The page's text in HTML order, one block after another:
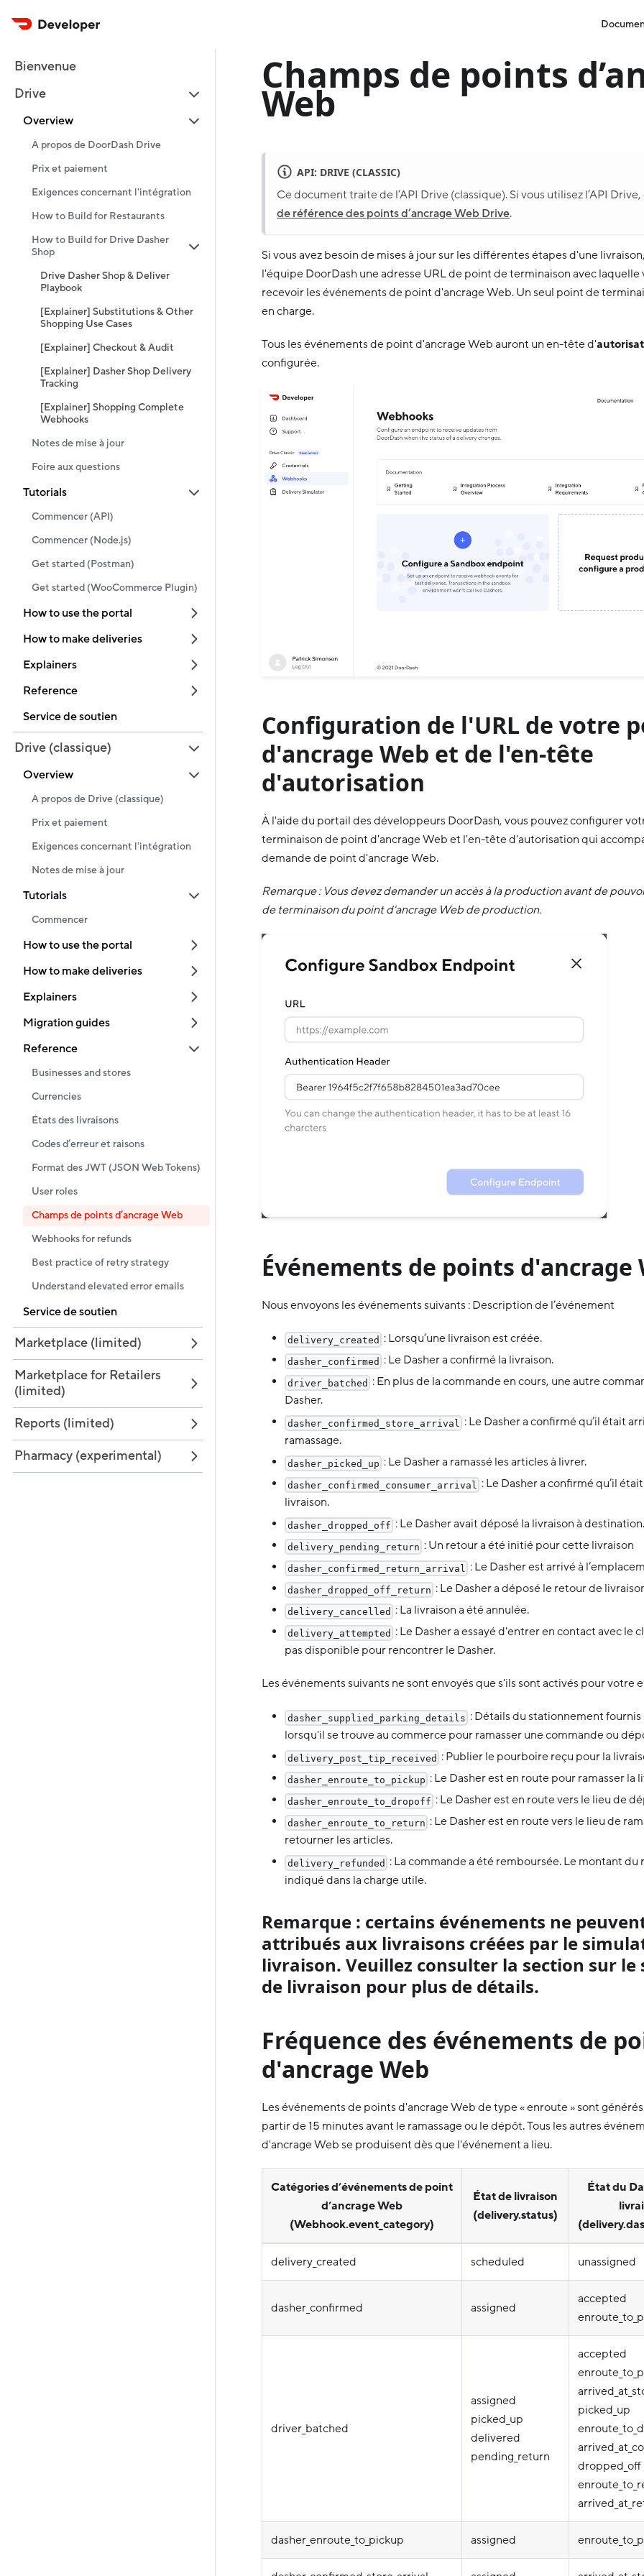
Bienvenue
Drive
Overview
À propos de DoorDash Drive
Prix et paiement
Exigences concernant l'intégration
How to Build for Restaurants
How to Build for Drive Dasher
Shop
Drive Dasher Shop & Deliver
Playbook
[Explainer] Substitutions & Other
Shopping Use Cases
[Explainer] Checkout & Audit
[Explainer] Dasher Shop Delivery
Tracking
[Explainer] Shopping Complete
Webhooks
Notes de mise à jour
Foire aux questions
Tutorials
Commencer (API)
Commencer (Node.js)
Get started (Postman)
Get started (WooCommerce Plugin)
How to use the portal
How to make deliveries
Explainers
Reference
Service de soutien
Drive (classique)
Overview
À propos de Drive (classique)
Prix et paiement
Exigences concernant l'intégration
Notes de mise à jour
Tutorials
Commencer
How to use the portal
How to make deliveries
Explainers
Migration guides
Reference
Businesses and stores
Currencies
États des livraisons
Codes d’erreur et raisons
Format des JWT (JSON Web Tokens)
User roles
Champs de points d’ancrage Web
Webhooks for refunds
Best practice of retry strategy
Understand elevated error emails
Service de soutien
Marketplace (limited)
Marketplace for Retailers
(limited)
Reports (limited)
Pharmacy (experimental)
Champs de points
Web
API: DRIVE (CLASSIC)
Ce document traite de l’API Drive (classique). Si vous utilisez l’API
de référence des points d’ancrage Web Drive.
Si vous avez besoin de mises à jour sur les différentes étapes d'une
l'équipe DoorDash une adresse URL de point de terminaison avec laquelle
recevoir les événements de point d'ancrage Web. Un seul point de
en charge.
Tous les événements de point d'ancrage Web auront un en-tête d'
configurée.
Configuration de l'URL de votre
d'ancrage Web et de l'en-tête
d'autorisation
À l'aide du portail des développeurs DoorDash, vous pouvez configurer
terminaison de point d'ancrage Web et l'en-tête d'autorisation qui
demande de point d'ancrage Web.
Remarque : Vous devez demander un accès à la production avant de
de terminaison du point d'ancrage Web de production.
Événements de points d'ancrage
Nous envoyons les événements suivants : Description de l’événement
delivery_created : Lorsqu’une livraison est créée.
dasher_confirmed : Le Dasher a confirmé la livraison.
driver_batched : En plus de la commande en cours, une autre
Dasher.
dasher_confirmed_store_arrival
: Le Dasher a confirmé qu’il était
ramassage.
dasher_picked_up : Le Dasher a ramassé les articles à livrer.
dasher_confirmed_consumer_arrival
: Le Dasher a confirmé qu’il
livraison.
dasher_dropped_off : Le Dasher avait déposé la livraison à
delivery_pending_return : Un retour a été initié pour cette livraison
dasher_confirmed_return_arrival : Le Dasher est arrivé à
dasher_dropped_off_return : Le Dasher a déposé le retour de
delivery_cancelled : La livraison a été annulée.
delivery_attempted : Le Dasher a essayé d'entrer en contact avec le
pas disponible pour rencontrer le Dasher.
Les événements suivants ne sont envoyés que s'ils sont activés pour votre
dasher_supplied_parking_details : Détails du stationnement fournis
lorsqu'il se trouve au commerce pour ramasser une commande ou
delivery_post_tip_received : Publier le pourboire reçu pour la
dasher_enroute_to_pickup : Le Dasher est en route pour ramasser la
dasher_enroute_to_dropoff : Le Dasher est en route vers le lieu de
dasher_enroute_to_return : Le Dasher est en route vers le lieu de
retourner les articles.
delivery_refunded : La commande a été remboursée. Le montant
indiqué dans la charge utile.
Remarque : certains événements ne
attribués aux livraisons créées par le
livraison. Veuillez consulter la section sur
de livraison pour plus de détails.
Fréquence des événements de
d'ancrage Web
Les événements de points d'ancrage Web de type « enroute » sont
partir de 15 minutes avant le ramassage ou le dépôt. Tous les autres
d'ancrage Web se produisent dès que l'événement a lieu.
Catégories d’événements de point
d’ancrage Web
(Webhook.event_category)
État de livraison
(delivery.status)
État du
delivery_created scheduled unassigned
dasher_confirmed assigned
accepted
driver_batched
assigned
picked_up
delivered
pending_return
accepted
picked_up
dropped_off
dasher_enroute_to_pickup assigned